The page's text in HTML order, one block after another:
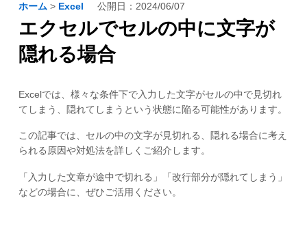
ホーム > Excel 公開日： 2024/06/07
エクセルでセルの中に文字が
隠れる場合
Excelでは、様々な条件下で入力した文字がセルの中で見切れ
てしまう、隠れてしまうという状態に陥る可能性があります。
この記事では、セルの中の文字が見切れる、隠れる場合に考え
られる原因や対処法を詳しくご紹介します。
「入力した文章が途中で切れる」「改行部分が隠れてしまう」
などの場合に、ぜひご活用ください。